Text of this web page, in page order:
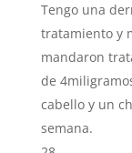
Tengo una
tratamiento y
mandaron
de
cabello y un
semana.